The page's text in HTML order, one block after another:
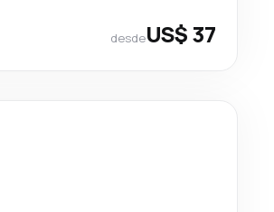
desdeUS$ 37